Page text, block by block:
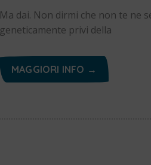
Ma dai. Non dirmi che non te ne
geneticamente privi della
MAGGIORI INFO →